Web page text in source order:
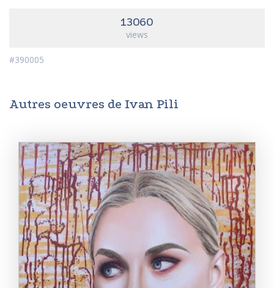
13060
views
#390005
Autres oeuvres de Ivan Pili